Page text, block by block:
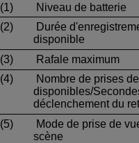
(1)
Niveau de batterie
(2)
Durée
disponible
(3)
Rafale maximum
(4)
Nombre de prises
disponibles/
déclenchement du
(5)
Mode de prise de
scène